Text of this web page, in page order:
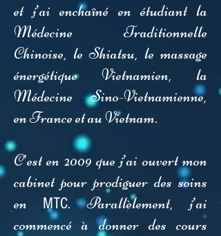
et j’ai enchaîné en étudiant la
Médecine Traditionnelle
Chinoise, le Shiatsu, le massage
énergétique Vietnamien, la
Médecine Sino-Vietnamienne,
en France et au Vietnam.
C’est en 2009 que j’ai ouvert mon
cabinet pour prodiguer des soins
en MTC. Parallèlement, j’ai
commencé à donner des cours